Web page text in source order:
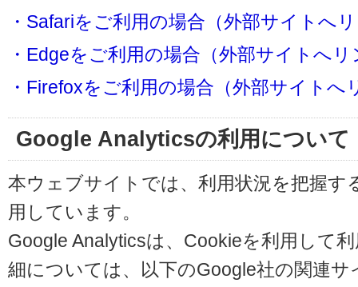
・Safariをご利用の場合（外部サイトへ
・Edgeをご利用の場合（外部サイトへリ
・Firefoxをご利用の場合（外部サイトへ
Google Analyticsの利用について
本ウェブサイトでは、利用状況を把握す
用しています。
Google Analyticsは、Cookieを利用して
細については、以下のGoogle社の関連